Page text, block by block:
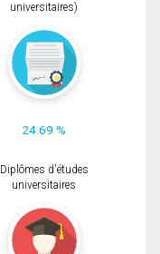
universitaires)
24.69 %
Diplômes d'études
universitaires